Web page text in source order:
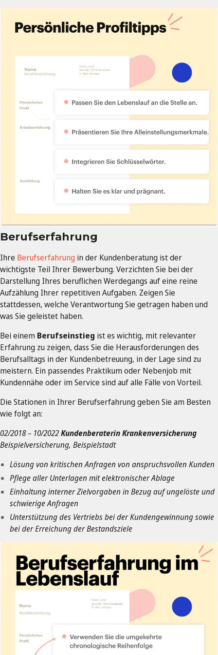
Berufserfahrung
Ihre Berufserfahrung in der Kundenberatung ist der
wichtigste Teil Ihrer Bewerbung. Verzichten Sie bei der
Darstellung Ihres beruflichen Werdegangs auf eine reine
Aufzählung Ihrer repetitiven Aufgaben. Zeigen Sie
stattdessen, welche Verantwortung Sie getragen haben und
was Sie geleistet haben.
Bei einem Berufseinstieg ist es wichtig, mit relevanter
Erfahrung zu zeigen, dass Sie die Herausforderungen des
Berufsalltags in der Kundenbetreuung, in der Lage sind zu
meistern. Ein passendes Praktikum oder Nebenjob mit
Kundennähe oder im Service sind auf alle Fälle von Vorteil.
Die Stationen in Ihrer Berufserfahrung geben Sie am Besten
wie folgt an:
02/2018 – 10/2022Kundenberaterin Krankenversicherung
Beispielversicherung, Beispielstadt
Lösung von kritischen Anfragen von anspruchsvollen Kunden
Pflege aller Unterlagen mit elektronischer Ablage
Einhaltung interner Zielvorgaben in Bezug auf ungelöste und
schwierige Anfragen
Unterstützung des Vertriebs bei der Kundengewinnung sowie
bei der Erreichung der Bestandsziele